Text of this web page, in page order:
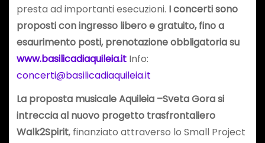
presta ad importanti esecuzioni. I concerti sono
proposti con ingresso libero e gratuito, fino a
esaurimento posti, prenotazione obbligatoria su
www.basilicadiaquileia.itInfo:
concerti@basilicadiaquileia.it
La proposta musicale Aquileia –Sveta Gora si
intreccia al nuovo progetto trasfrontaliero
Walk2Spirit, finanziato attraverso lo Small Project